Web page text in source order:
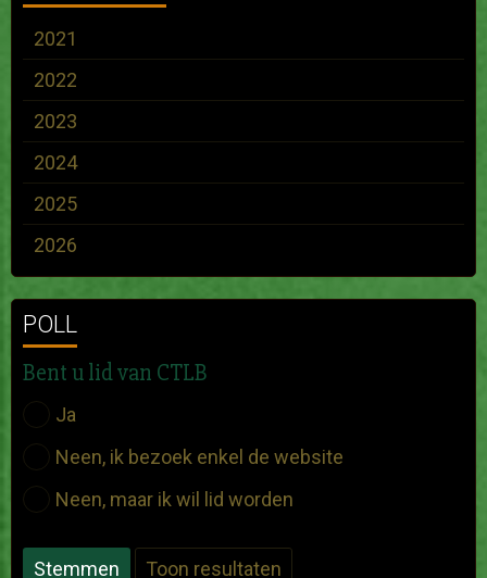
2021
2022
2023
2024
2025
2026
POLL
Bent u lid van CTLB
Ja
Neen, ik bezoek enkel de website
Neen, maar ik wil lid worden
Stemmen Toon resultaten